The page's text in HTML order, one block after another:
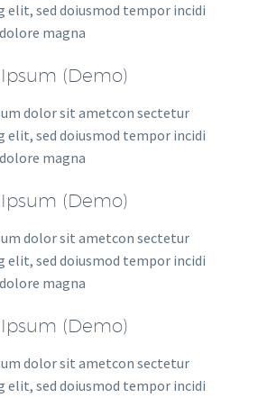
elit, sed doiusmod tempor incidi
magna
(Demo)
dolor sit ametcon sectetur
elit, sed doiusmod tempor incidi
magna
(Demo)
dolor sit ametcon sectetur
elit, sed doiusmod tempor incidi
magna
(Demo)
dolor sit ametcon sectetur
elit, sed doiusmod tempor incidi